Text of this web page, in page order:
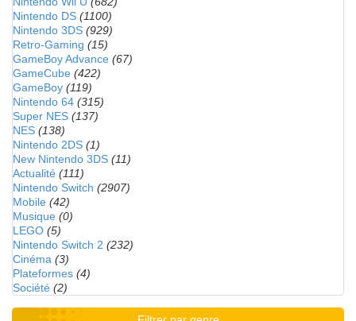
Nintendo DS (1100)
Nintendo 3DS (929)
Retro-Gaming (15)
GameBoy Advance (67)
GameCube (422)
GameBoy (119)
Nintendo 64 (315)
Super NES (137)
NES (138)
Nintendo 2DS (1)
New Nintendo 3DS (11)
Actualité (111)
Nintendo Switch (2907)
Mobile (42)
Musique (0)
LEGO (5)
Nintendo Switch 2 (232)
Cinéma (3)
Plateformes (4)
Société (2)